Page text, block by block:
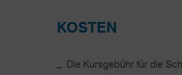
KOSTEN
Die Kursgebühr für die